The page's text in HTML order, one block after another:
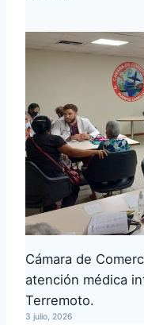
Cámara de
atención médica
Terremoto.
3 julio, 2026